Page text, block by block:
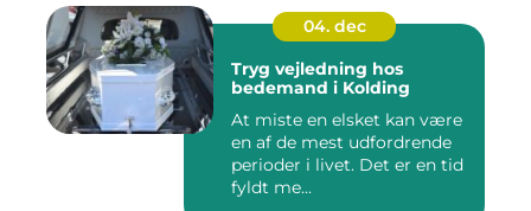
04. dec
Tryg vejledning hos
bedemand i Kolding
At miste en elsket kan være
en af de mest udfordrende
perioder i livet. Det er en tid
fyldt me...